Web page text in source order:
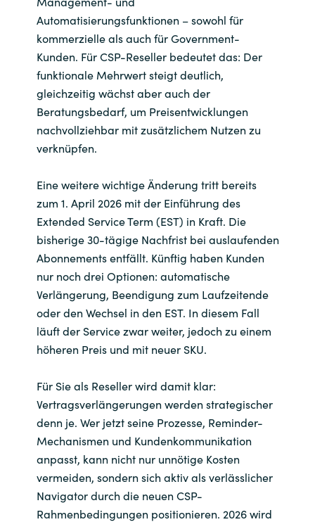
Automatisierungsfunktionen – sowohl für
kommerzielle als auch für Government-
Kunden. Für CSP-Reseller bedeutet das: Der
funktionale Mehrwert steigt deutlich,
gleichzeitig wächst aber auch der
Beratungsbedarf, um Preisentwicklungen
nachvollziehbar mit zusätzlichem Nutzen zu
verknüpfen.
Eine weitere wichtige Änderung tritt bereits
zum 1. April 2026 mit der Einführung des
Extended Service Term (EST) in Kraft. Die
bisherige 30-tägige Nachfrist bei auslaufenden
Abonnements entfällt. Künftig haben Kunden
nur noch drei Optionen: automatische
Verlängerung, Beendigung zum Laufzeitende
oder den Wechsel in den EST. In diesem Fall
läuft der Service zwar weiter, jedoch zu einem
höheren Preis und mit neuer SKU.
Für Sie als Reseller wird damit klar:
Vertragsverlängerungen werden strategischer
denn je. Wer jetzt seine Prozesse, Reminder-
Mechanismen und Kundenkommunikation
anpasst, kann nicht nur unnötige Kosten
vermeiden, sondern sich aktiv als verlässlicher
Navigator durch die neuen CSP-
Rahmenbedingungen positionieren. 2026 wird